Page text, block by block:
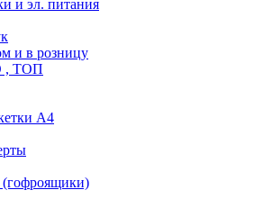
и эл. питания
и в розницу
, ТОП
А4
(гофроящики)